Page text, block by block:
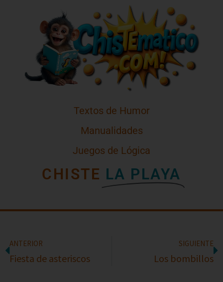
Textos de Humor
Manualidades
Juegos de Lógica
CHISTE LA PLAYA
ANTERIOR
Fiesta de asteriscos
SIGUIENTE
Los bombillos